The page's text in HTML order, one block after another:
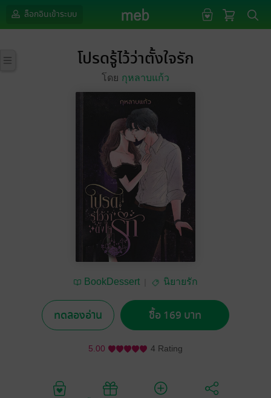
ล็อกอินเข้าระบบ
โปรดรู้ไว้ว่าตั้งใจรัก
โดย กุหลาบแก้ว
BookDessert นิยายรัก
ทดลองอ่าน ซื้อ 169 บาท
5.00 4 Rating